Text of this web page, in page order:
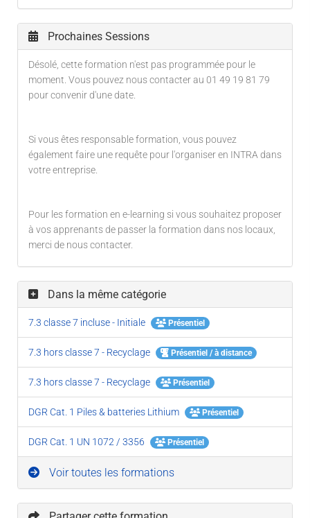
Prochaines Sessions
Désolé, cette formation n'est pas programmée pour le
moment. Vous pouvez nous contacter au 01 49 19 81 79
pour convenir d'une date.
Si vous êtes responsable formation, vous pouvez
également faire une requête pour l'organiser en INTRA dans
votre entreprise.
Pour les formation en e-learning si vous souhaitez proposer
à vos apprenants de passer la formation dans nos locaux,
merci de nous contacter.
Dans la même catégorie
7.3 classe 7 incluse - Initiale Présentiel
7.3 hors classe 7 - Recyclage Présentiel / à distance
7.3 hors classe 7 - Recyclage Présentiel
DGR Cat. 1 Piles & batteries Lithium Présentiel
DGR Cat. 1 UN 1072 / 3356 Présentiel
Voir toutes les formations